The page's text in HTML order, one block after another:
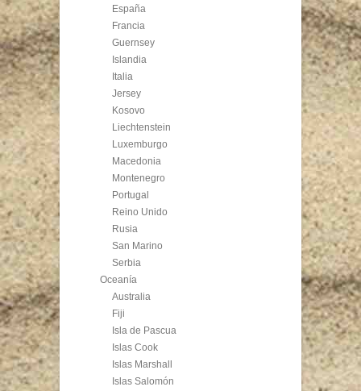
España
Francia
Guernsey
Islandia
Italia
Jersey
Kosovo
Liechtenstein
Luxemburgo
Macedonia
Montenegro
Portugal
Reino Unido
Rusia
San Marino
Serbia
Oceanía
Australia
Fiji
Isla de Pascua
Islas Cook
Islas Marshall
Islas Salomón